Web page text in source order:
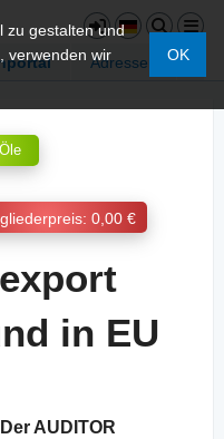
Adressen
zu gestalten und
verwenden wir
OK
0,00 €
in EU
Der AUDITOR